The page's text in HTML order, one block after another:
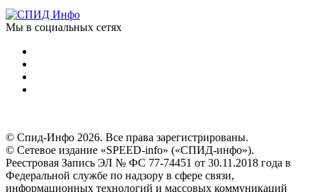
Мы в социальных сетях
© Спид-Инфо 2026. Все права зарегистрированы.
© Сетевое издание «SPEED-info» («СПИД-инфо»).
Реестровая Запись ЭЛ № ФС 77-74451 от 30.11.2018 года в
Федеральной службе по надзору в сфере связи,
информационных технологий и массовых коммуникаций